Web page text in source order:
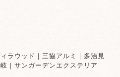
ラウッド｜三協アルミ｜多治見
｜サンガーデンエクステリア